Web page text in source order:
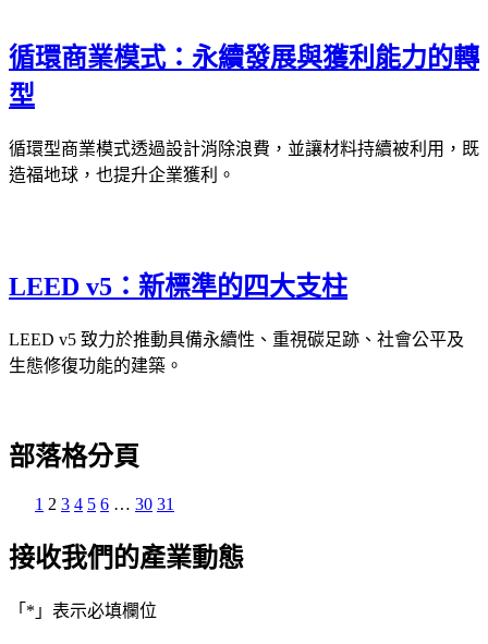
循環商業模式：永續發展與獲利能力的轉
型
循環型商業模式透過設計消除浪費，並讓材料持續被利用，既
造福地球，也提升企業獲利。
LEED v5：新標準的四大支柱
LEED v5 致力於推動具備永續性、重視碳足跡、社會公平及
生態修復功能的建築。
部落格分頁
1 2 3 4 5 6 … 30 31
接收我們的產業動態
「 * 」表示必填欄位